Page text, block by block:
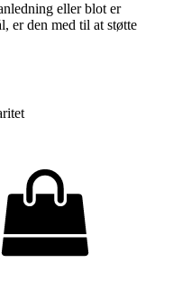
eller blot er
er den med til at støtte